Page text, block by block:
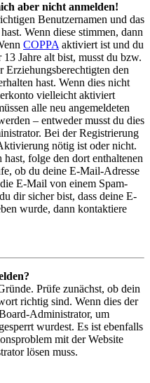
aber nicht anmelden!
Benutzernamen und das
Wenn diese stimmen, dann
COPPA aktiviert ist und du
13 Jahre alt bist, musst du bzw.
Erziehungsberechtigten den
hast. Wenn dies nicht
vielleicht aktiviert
alle neu angemeldeten
– entweder musst du dies
Bei der Registrierung
nötig ist oder nicht.
folge den dort enthaltenen
ob du deine E-Mail-Adresse
E-Mail von einem Spam-
dir sicher bist, dass deine E-
wurde, dann kontaktiere
Prüfe zunächst, ob dein
richtig sind. Wenn dies der
Administrator, um
wurdest. Es ist ebenfalls
mit der Website
lösen muss.